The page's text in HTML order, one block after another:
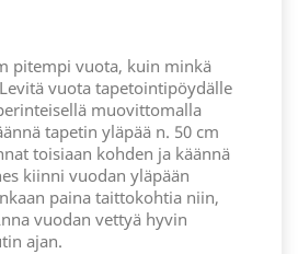
pitempi vuota, kuin minkä
vuota tapetointipöydälle
muovittomalla
tapetin yläpää n. 50 cm
toisiaan kohden ja käännä
kiinni vuodan yläpään
paina taittokohtia niin,
vuodan vettyä hyvin
ajan.